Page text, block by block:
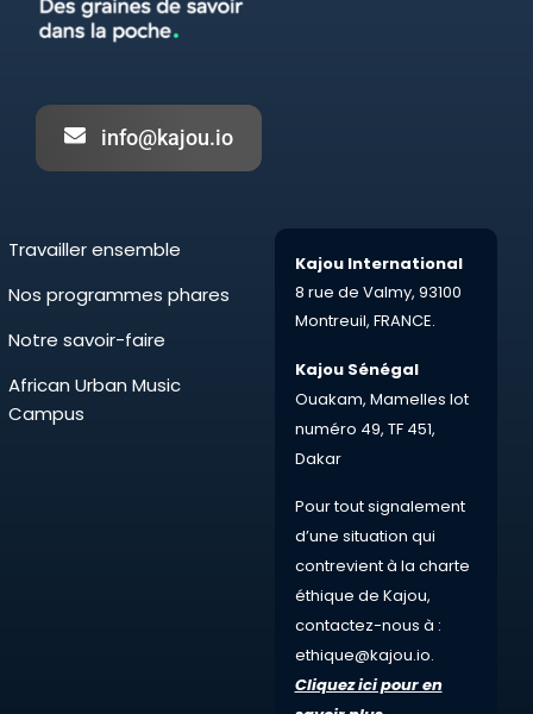
info@kajou.io
Travailler ensemble
Nos programmes phares
Notre savoir-faire
African Urban Music
Campus
Kajou International
8 rue de Valmy, 93100
Montreuil, FRANCE.
Kajou Sénégal
Ouakam, Mamelles lot
numéro 49, TF 451,
Dakar
Pour toutsignalement
d’une situation qui
contrevient à la charte
éthique de Kajou,
contactez-nous à :
ethique@kajou.io.
Cliquez ici pour en